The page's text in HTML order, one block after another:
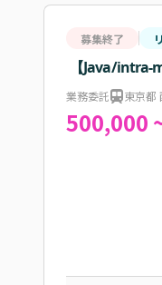
募集終了
【Java/
業務委託 東京都
500,000